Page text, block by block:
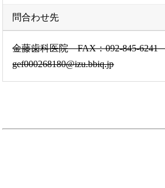
問合わせ先
金藤歯科医院 FAX：092-845-6241
gef000268180@izu.bbiq.jp